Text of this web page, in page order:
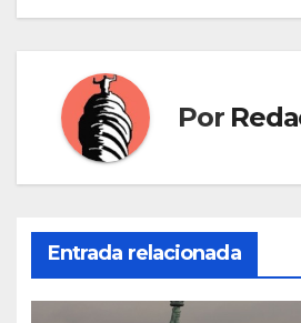
Por
Entrada relacionada